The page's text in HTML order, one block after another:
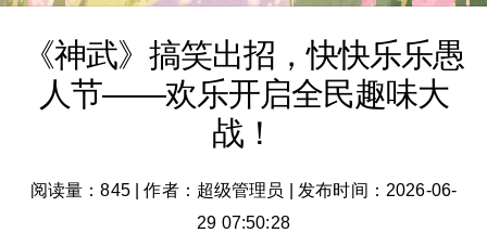
《神武》搞笑出招，快快乐乐愚
人节——欢乐开启全民趣味大
战！
阅读量：845|作者：超级管理员
发布时间：2026-06-
29 07:50:28